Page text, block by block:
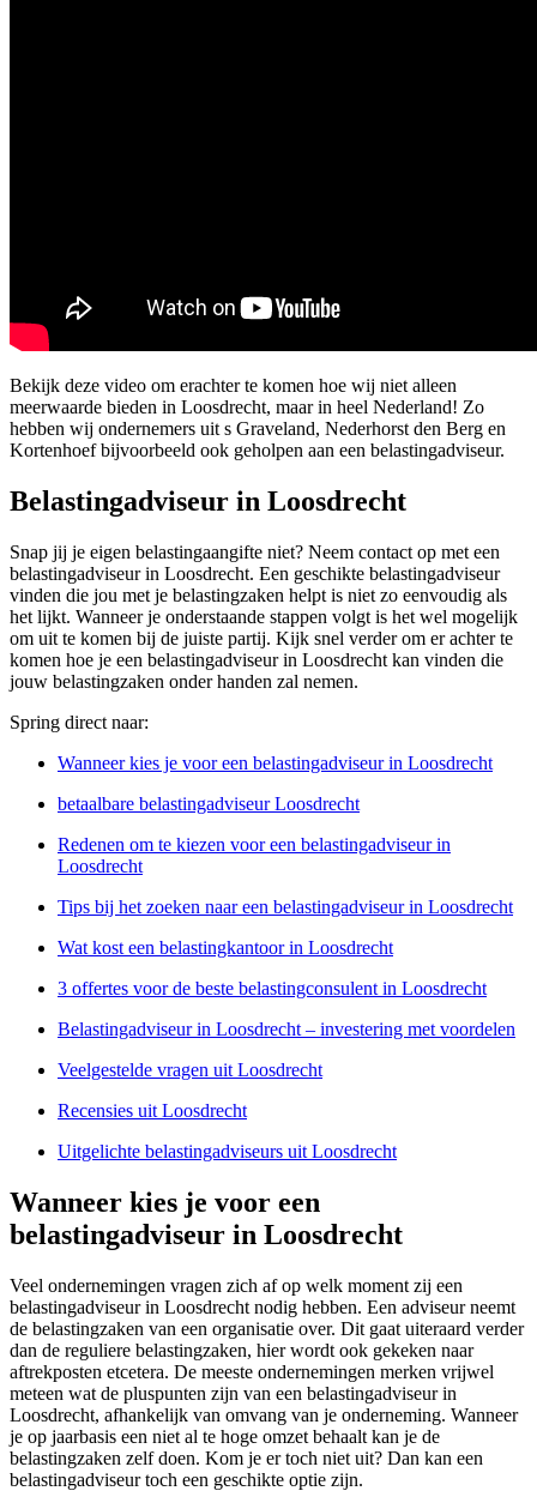
Bekijk deze video om erachter te komen hoe wij niet alleen
meerwaarde bieden in Loosdrecht, maar in heel Nederland! Zo
hebben wij ondernemers uit s Graveland, Nederhorst den Berg en
Kortenhoef bijvoorbeeld ook geholpen aan een belastingadviseur.
Belastingadviseur in Loosdrecht
Snap jij je eigen belastingaangifte niet? Neem contact op met een
belastingadviseur in Loosdrecht. Een geschikte belastingadviseur
vinden die jou met je belastingzaken helpt is niet zo eenvoudig als
het lijkt. Wanneer je onderstaande stappen volgt is het wel mogelijk
om uit te komen bij de juiste partij. Kijk snel verder om er achter te
komen hoe je een belastingadviseur in Loosdrecht kan vinden die
jouw belastingzaken onder handen zal nemen.
Spring direct naar:
Wanneer kies je voor een belastingadviseur in Loosdrecht
betaalbare belastingadviseur Loosdrecht
Redenen om te kiezen voor een belastingadviseur in
Loosdrecht
Tips bij het zoeken naar een belastingadviseur in Loosdrecht
Wat kost een belastingkantoor in Loosdrecht
3 offertes voor de beste belastingconsulent in Loosdrecht
Belastingadviseur in Loosdrecht – investering met voordelen
Veelgestelde vragen uit Loosdrecht
Recensies uit Loosdrecht
Uitgelichte belastingadviseurs uit Loosdrecht
Wanneer kies je voor een
belastingadviseur in Loosdrecht
Veel ondernemingen vragen zich af op welk moment zij een
belastingadviseur in Loosdrecht nodig hebben. Een adviseur neemt
de belastingzaken van een organisatie over. Dit gaat uiteraard verder
dan de reguliere belastingzaken, hier wordt ook gekeken naar
aftrekposten etcetera. De meeste ondernemingen merken vrijwel
meteen wat de pluspunten zijn van een belastingadviseur in
Loosdrecht, afhankelijk van omvang van je onderneming. Wanneer
je op jaarbasis een niet al te hoge omzet behaalt kan je de
belastingzaken zelf doen. Kom je er toch niet uit? Dan kan een
belastingadviseur toch een geschikte optie zijn.